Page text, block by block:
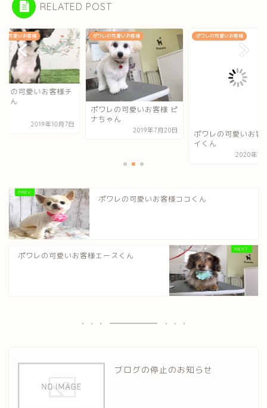
RELATED POST
の可愛いお客様
レの可愛いお客様チ
くん
2019年10月7日
ポワレの可愛いお客様
ポワレの可愛いお客様 ピ
ナちゃん
2019年7月20日
ポワレの可愛いお客様
ポワレの可愛いお客
イくん
2020年1
ポワレの可愛いお客様ココくん
ポワレの可愛いお客様エースくん
ブログの停止のお知らせ